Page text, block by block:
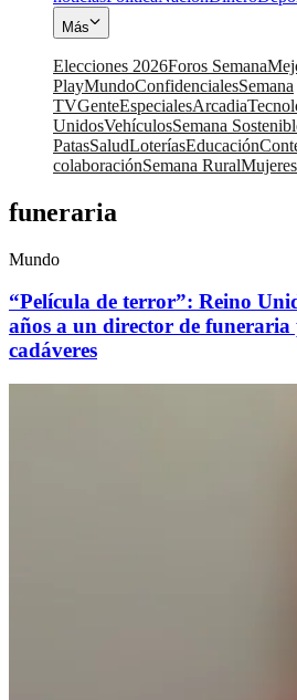
Más
Elecciones 2026Foros Semana
PlayMundoConfidencialesSemana
TVGenteEspecialesArcadia
UnidosVehículosSemana
PatasSaludLoteríasEducación
colaboraciónSemana RuralMujeres
funeraria
Mundo
“Película de terror”: Reino
años a un director de
cadáveres